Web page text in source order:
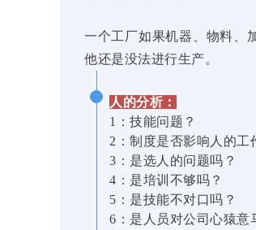
一个工厂如果机器、物料、
他还是没法进行生产。
人的分析：
1：技能问题？
2：制度是否影响人的工
3：是选人的问题吗？
4：是培训不够吗？
5：是技能不对口吗？
6：是人员对公司心猿意